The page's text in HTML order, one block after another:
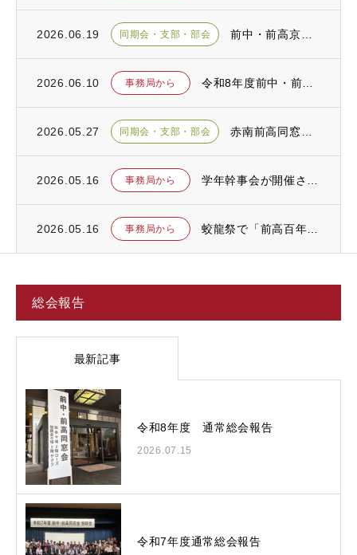
2026.06.19 同期会・支部・部会
2026.06.10 事務局から
2026.05.27 同期会・支部・部会
2026.05.16 事務局から
2026.05.16 事務局から
総会報告
最新記事
令和8年度 通常総会報告
2026.07.15
令和7年度通常総会報告